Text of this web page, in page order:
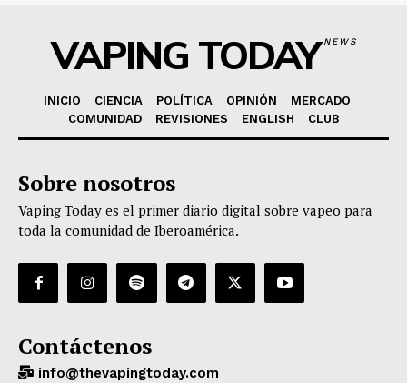
VAPING TODAYNEWS
INICIO CIENCIA POLÍTICA OPINIÓN
MERCADO
COMUNIDAD
REVISIONES ENGLISH CLUB
Sobre nosotros
Vaping Today es el primer diario digital sobre vapeo para
toda la comunidad de Iberoamérica.
Contáctenos
info@thevapingtoday.com